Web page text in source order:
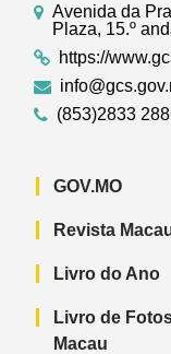
Avenida da
Plaza, 15.º
https://
(853)2833
GOV.MO
Revista
Livro do Ano
Livro de
Macau